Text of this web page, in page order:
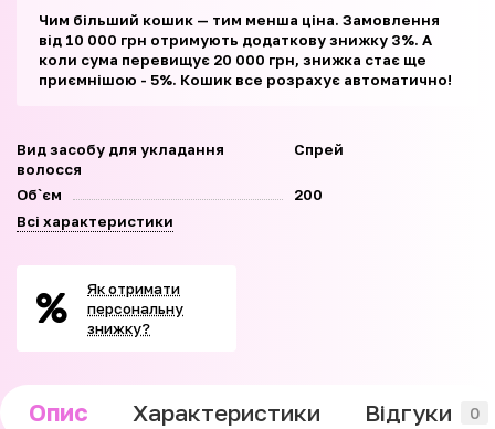
Чим більший кошик — тим менша ціна. Замовлення
від 10 000 грн отримують додаткову знижку 3%. А
коли сума перевищує 20 000 грн, знижка стає ще
приємнішою - 5%. Кошик все розрахує автоматично!
Вид засобу для укладання
волосся
Спрей
Об`єм
200
Всі характеристики
Як отримати
персональну
знижку?
Опис Характеристики Відгуки 0